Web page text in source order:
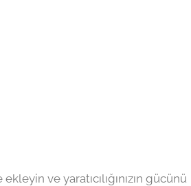
ve yaratıcılığınızın gücünü